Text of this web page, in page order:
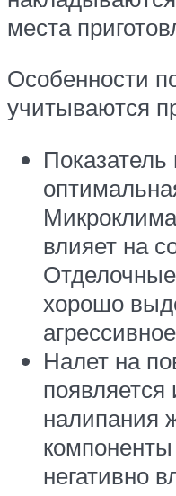
места
Особенности
учитываются
влияет на
хорошо
Налет на
появляется
налипания
компоненты
негативно